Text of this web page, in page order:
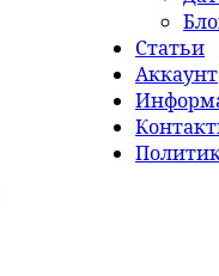
Статьи
Аккаунт